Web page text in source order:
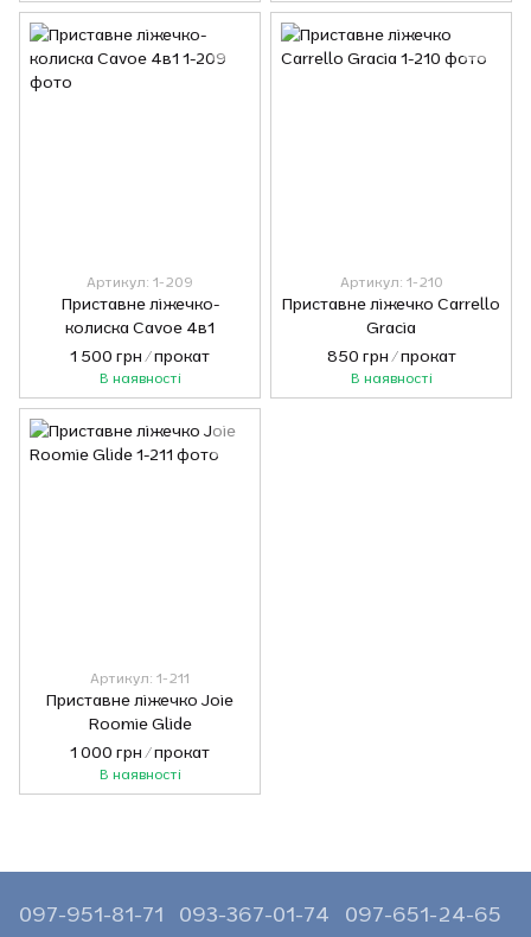
Артикул: 1-209
Приставне ліжечко-
колиска Cavoe 4в1
1 500 грн / прокат
В наявності
Артикул: 1-210
Приставне ліжечко Carrello
Gracia
850 грн / прокат
В наявності
Артикул: 1-211
Приставне ліжечко Joie
Roomie Glide
1 000 грн / прокат
В наявності
097-951-81-71 093-367-01-74 097-651-24-65